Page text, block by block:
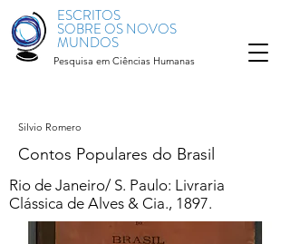
ESCRITOS
SOBRE OS NOVOS
MUNDOS
Pesquisa em Ciências Humanas
Silvio Romero
Contos Populares do Brasil
Rio de Janeiro/ S. Paulo: Livraria
Clássica de Alves & Cia., 1897.